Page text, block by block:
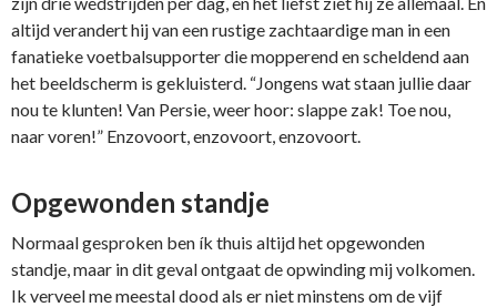
altijd verandert hij van een rustige zachtaardige man in een
fanatieke voetbalsupporter die mopperend en scheldend aan
het beeldscherm is gekluisterd. “Jongens wat staan jullie daar
nou te klunten! Van Persie, weer hoor: slappe zak! Toe nou,
naar voren!” Enzovoort, enzovoort, enzovoort.
Opgewonden standje
Normaal gesproken ben ík thuis altijd het opgewonden
standje, maar in dit geval ontgaat de opwinding mij volkomen.
Ik verveel me meestal dood als er niet minstens om de vijf